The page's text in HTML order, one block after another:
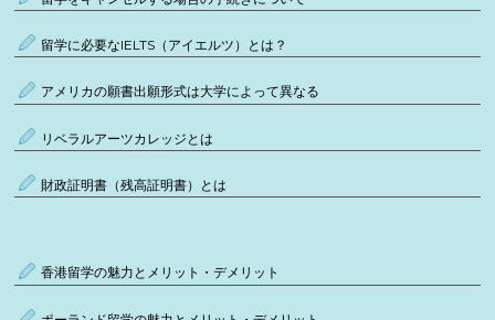
留学に必要なIELTS（アイエルツ）とは？
アメリカの願書出願形式は大学によって異なる
リベラルアーツカレッジとは
財政証明書（残高証明書）とは
香港留学の魅力とメリット・デメリット